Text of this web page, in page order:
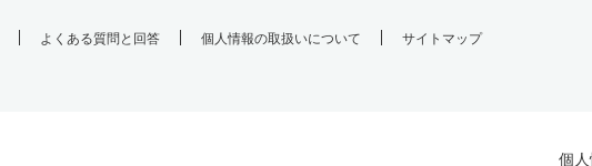
よくある質問と回答 個人情報の取扱いについて サイトマップ
個